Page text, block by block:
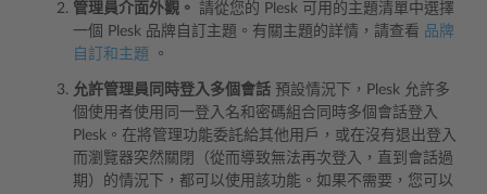
管理員介面外觀。
請從您的 Plesk 可用的主題清單中選擇
一個 Plesk 品牌自訂主題。有關主題的詳情，請查看 品牌
自訂和主題 。
允許管理員同時登入多個會話 預設情況下，Plesk 允許多
個使用者使用同一登入名和密碼組合同時多個會話登入
Plesk。在將管理功能委託給其他用戶，或在沒有退出登入
而瀏覽器突然關閉（從而導致無法再次登入，直到會話過
期）的情況下，都可以使用該功能。如果不需要，您可以